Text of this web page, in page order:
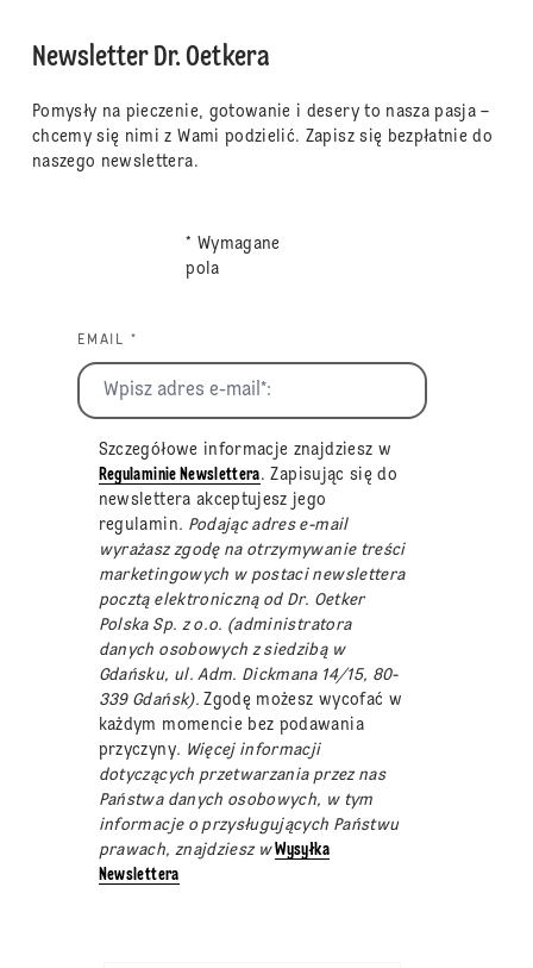
Newsletter Dr. Oetkera
Pomysły na pieczenie, gotowanie i desery to nasza pasja –
chcemy się nimi z Wami podzielić. Zapisz się bezpłatnie do
naszego newslettera.
* Wymagane
pola
EMAIL *
Szczegółowe informacje znajdziesz w
Regulaminie Newslettera. Zapisując się do
newslettera akceptujesz jego
regulamin. Podając adres e-mail
wyrażasz zgodę na otrzymywanie treści
marketingowych w postaci newslettera
pocztą elektroniczną od Dr. Oetker
Polska Sp. z o.o. (administratora
danych osobowych z siedzibą w
Gdańsku, ul. Adm. Dickmana 14/15, 80-
339 Gdańsk).Zgodę możesz wycofać w
każdym momencie bez podawania
przyczyny. Więcej informacji
dotyczących przetwarzania przez nas
Państwa danych osobowych, w tym
informacje o przysługujących Państwu
prawach, znajdziesz wWysyłka
Newslettera